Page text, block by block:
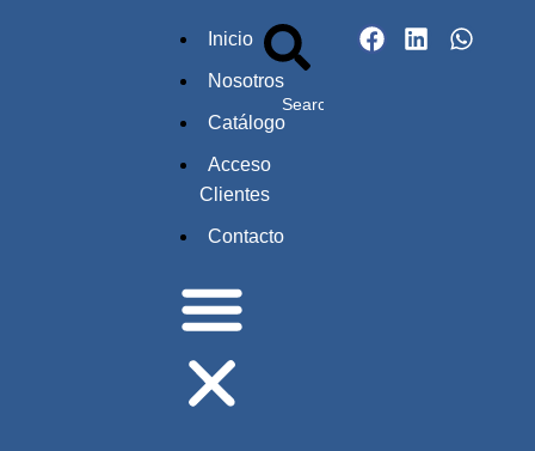
Inicio
Nosotros
Catálogo
Acceso
Clientes
Contacto